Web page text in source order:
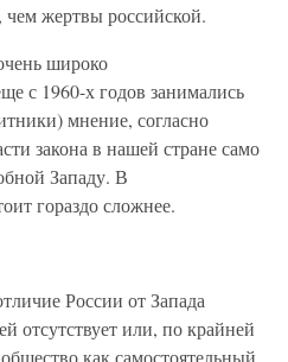
жертвы российской.
широко
с 1960-х годов занимались
мнение, согласно
закона в нашей стране само
Западу. В
гораздо сложнее.
России от Запада
отсутствует или, по крайней
как самостоятельный